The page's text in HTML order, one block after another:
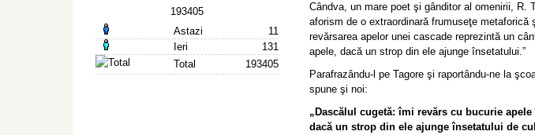
193405
Astazi
11
Ieri
131
Total
193405
Cândva, un mare poet şi gânditor al omenirii, R.
aforism de o extraordinară frumuseţe
revărsarea apelor unei cascade reprezintă un
apele, dacă un strop din ele ajunge însetatului.”
Parafrazându-l pe Tagore şi raportându-ne la
spune şi noi:
„Dascălul cugetă: îmi revărs cu bucurie
dacă un strop din ele ajunge însetatului de